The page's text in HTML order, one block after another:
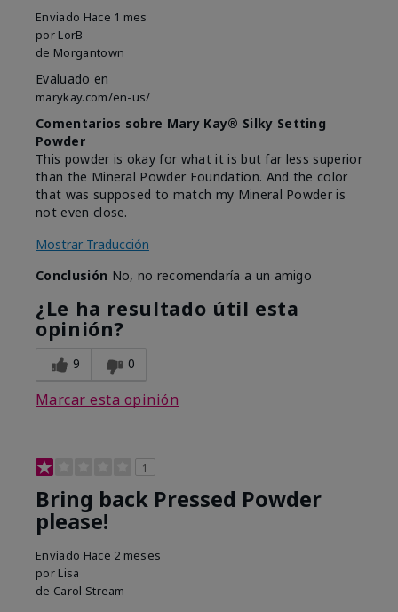
Enviado Hace 1 mes
por LorB
de Morgantown
Evaluado en
marykay.com/en-us/
Comentarios sobre Mary Kay® Silky Setting
Powder
This powder is okay for what it is but far less superior
than the Mineral Powder Foundation. And the color
that was supposed to match my Mineral Powder is
not even close.
Mostrar Traducción
Conclusión No, no recomendaría a un amigo
¿Le ha resultado útil esta
opinión?
9 0
Marcar esta opinión
1
Bring back Pressed Powder
please!
Enviado Hace 2 meses
por Lisa
de Carol Stream